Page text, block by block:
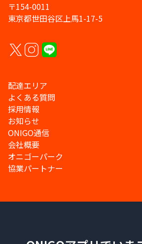
〒154-0011
東京都世田谷区上馬1-17-5
配達エリア
よくある質問
採用情報
お知らせ
ONIGO通信
会社概要
オニゴーパーク
協業パートナー